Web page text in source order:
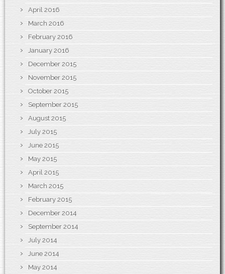
April 2016
March 2016
February 2016
January 2016
December 2015
November 2015
October 2015
September 2015
August 2015
July 2015
June 2015
May 2015
April 2015
March 2015
February 2015
December 2014
September 2014
July 2014
June 2014
May 2014